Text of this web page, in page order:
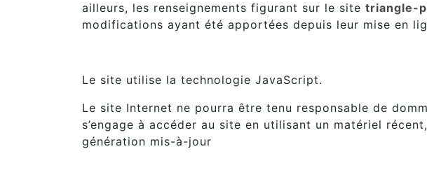
ailleurs, les renseignements figurant sur le site triangle-
modifications ayant été apportées depuis leur mise en
Le site utilise la technologie JavaScript.
Le site Internet ne pourra être tenu responsable de
s’engage à accéder au site en utilisant un matériel
génération mis-à-jour